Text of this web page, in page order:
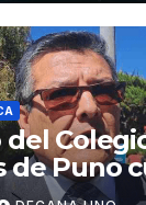
del
de Puno
sobre